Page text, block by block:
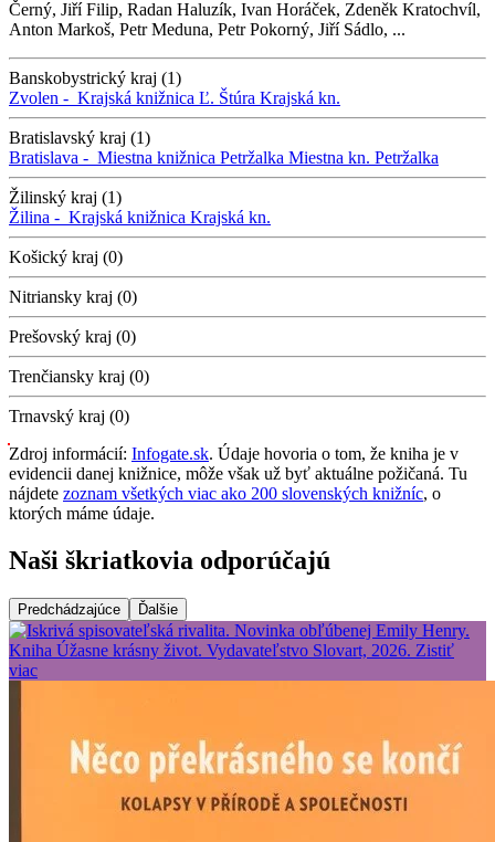
Černý, Jiří Filip, Radan Haluzík, Ivan Horáček, Zdeněk Kratochvíl,
Anton Markoš, Petr Meduna, Petr Pokorný, Jiří Sádlo, ...
Banskobystrický kraj (1)
Zvolen - Krajská knižnica Ľ. Štúra Krajská kn.
Bratislavský kraj (1)
Bratislava - Miestna knižnica Petržalka Miestna kn. Petržalka
Žilinský kraj (1)
Žilina - Krajská knižnica Krajská kn.
Košický kraj (0)
Nitriansky kraj (0)
Prešovský kraj (0)
Trenčiansky kraj (0)
Trnavský kraj (0)
Zdroj informácií: Infogate.sk. Údaje hovoria o tom, že kniha je v
evidencii danej knižnice, môže však už byť aktuálne požičaná. Tu
nájdete zoznam všetkých viac ako 200 slovenských knižníc, o
ktorých máme údaje.
Naši škriatkovia odporúčajú
Predchádzajúce Ďalšie